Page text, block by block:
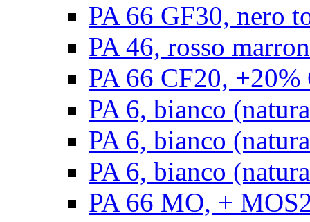
PA 66 GF30, nero
PA 46, rosso
PA 66 CF20,
PA 6, bianco
PA 6, bianco
PA 6, bianco
PA 66 MO, +